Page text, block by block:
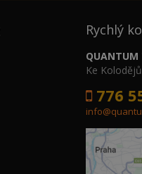
Rychlý
QUANTUM
Ke
776